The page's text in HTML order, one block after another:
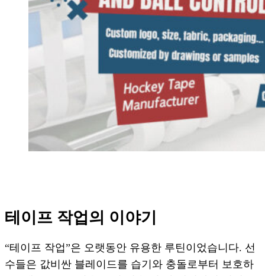
테이프 작업의 이야기
“테이프 작업”은 오랫동안 유용한 루틴이었습니다. 선
수들은 값비싼 블레이드를 습기와 충돌로부터 보호하